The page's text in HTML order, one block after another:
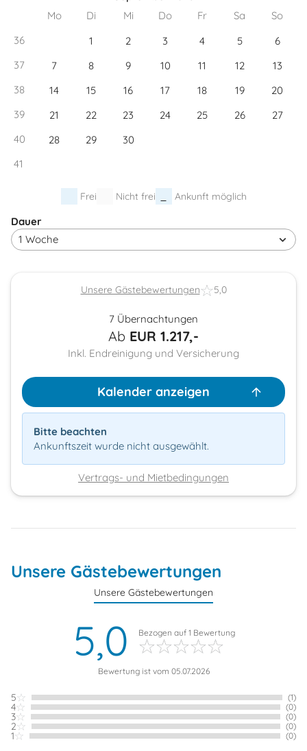
Mo
Di Mi Do Fr Sa
So
36
1 2 3 4 5
6
37
7 8 9 10 11 12
13
38
14 15 16 17 18 19
20
39
21 22 23 24 25 26
27
40
28 29
30
41
Frei Nicht frei Ankunft möglich
Dauer
Unsere Gästebewertungen 5,0
7 Übernachtungen
Ab EUR 1.217,-
Inkl. Endreinigung und Versicherung
Kalender anzeigen
Bitte beachten
Ankunftszeit wurde nicht ausgewählt.
Vertrags- und Mietbedingungen
Unsere Gästebewertungen
Unsere Gästebewertungen
5,0 Bezogen auf 1 Bewertung
Bewertung ist vom 05.07.2026
5 (1)
4 (0)
3 (0)
2 (0)
1 (0)